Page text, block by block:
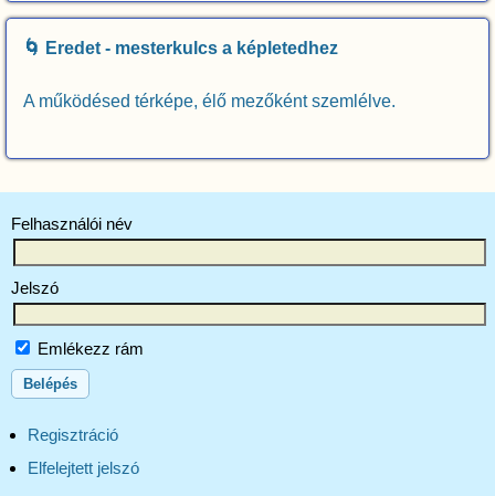
🌀 Eredet - mesterkulcs a képletedhez
A működésed térképe, élő mezőként szemlélve.
Felhasználói név
Jelszó
Emlékezz rám
Regisztráció
Elfelejtett jelszó